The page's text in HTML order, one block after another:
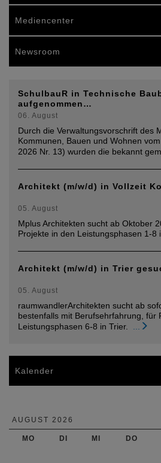
Mediencenter
Newsroom
SchulbauR in Technische
aufgenommen…
06. August
Durch die Verwaltungsvorschrift des
Kommunen, Bauen und Wohnen
2026 Nr. 13) wurden die bekannt
Architekt (m/w/d) in Vollzeit
05. August
Mplus Architekten sucht ab Oktober
Projekte in den Leistungsphasen 1-8
Architekt (m/w/d) in Trier
05. August
raumwandlerArchitekten sucht ab
bestenfalls mit Berufsehrfahrung, für
Leistungsphasen 6-8 in Trier.
Kalender
AUGUST 2026
MO DI MI DO